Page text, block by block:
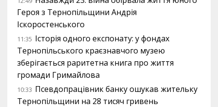
Героя з Тернопільщини Андрія
Іскоростенського
11:35 Історія одного експонату: у фондах
Тернопільського краєзнавчого музею
зберігається раритетна книга про життя
громади Гримайлова
10:33 Псевдопрацівник банку ошукав жительку
Тернопільщини на 28 тисяч гривень